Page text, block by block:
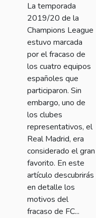
equipos
españoles
en la
Champions
2019/20 ?
La temporada
2019/20 de la
Champions League
estuvo marcada
por el fracaso de
los cuatro equipos
españoles que
participaron. Sin
embargo, uno de
los clubes
representativos, el
Real Madrid, era
considerado el gran
favorito. En este
artículo descubrirás
en detalle los
motivos del
fracaso de FC...